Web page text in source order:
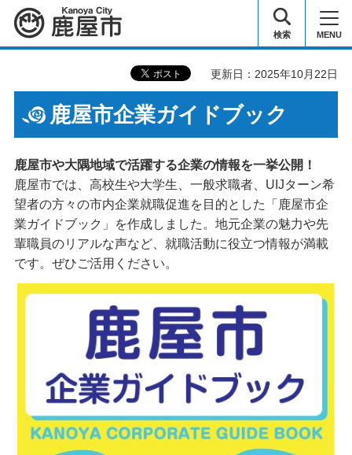
鹿屋市 検索 MENU
更新日：2025年10月22日
鹿屋市企業ガイドブック
鹿屋市や大隅地域で活躍する企業の情報を一挙公開！
鹿屋市では、高校生や大学生、一般求職者、UIJターン希
望者の方々の市内企業就職促進を目的とした「鹿屋市企
業ガイドブック」を作成しました。地元企業の魅力や先
輩職員のリアルな声など、就職活動に役立つ情報が満載
です。ぜひご活用ください。